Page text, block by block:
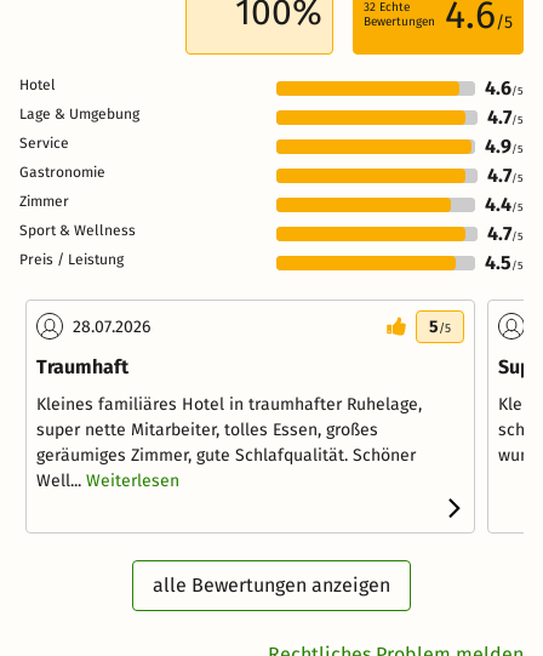
100% 32 Echte
Bewertungen
4.6/5
Hotel 4.6/5
Lage & Umgebung 4.7/5
Service 4.9/5
Gastronomie 4.7/5
Zimmer 4.4/5
Sport & Wellness 4.7/5
Preis / Leistung 4.5 /5
28.07.2026 5/5
Traumhaft
Kleines familiäres Hotel in traumhafter Ruhelage,
super nette Mitarbeiter, tolles Essen, großes
geräumiges Zimmer, gute Schlafqualität. Schöner
Well... Weiterlesen
alle Bewertungen anzeigen